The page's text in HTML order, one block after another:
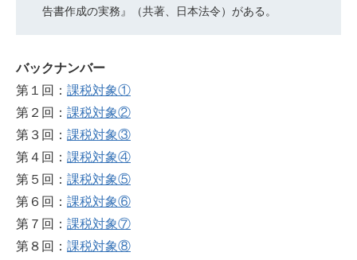
告書作成の実務』（共著、日本法令）がある。
バックナンバー
第１回： 課税対象①
第２回： 課税対象②
第３回： 課税対象③
第４回： 課税対象④
第５回： 課税対象⑤
第６回： 課税対象⑥
第７回： 課税対象⑦
第８回： 課税対象⑧